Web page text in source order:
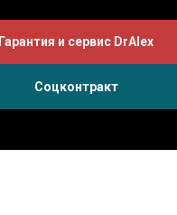
Гарантия и сервис DrAlex
Соцконтракт